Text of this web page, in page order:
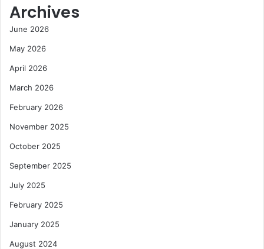
Archives
June 2026
May 2026
April 2026
March 2026
February 2026
November 2025
October 2025
September 2025
July 2025
February 2025
January 2025
August 2024